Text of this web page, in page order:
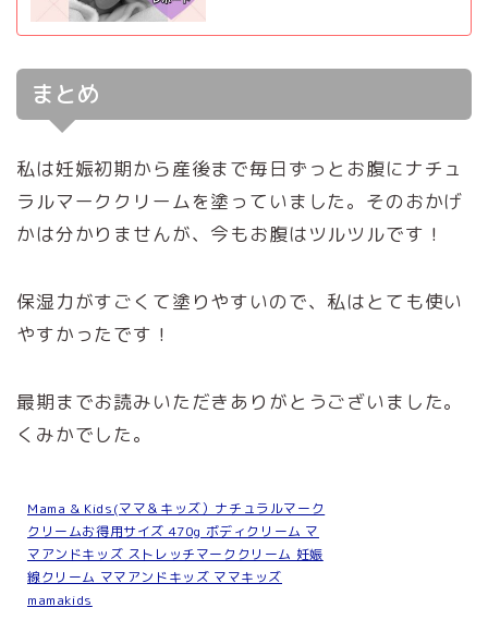
まとめ
私は妊娠初期から産後まで毎日ずっとお腹にナチュ
ラルマーククリームを塗っていました。そのおかげ
かは分かりませんが、今もお腹はツルツルです！
保湿力がすごくて塗りやすいので、私はとても使い
やすかったです！
最期までお読みいただきありがとうございました。
くみかでした。
Mama & Kids(ママ＆キッズ）ナチュラルマーク
クリームお得用サイズ 470g ボディクリーム マ
マアンドキッズ ストレッチマーククリーム 妊娠
線クリーム ママアンドキッズ ママキッズ
mamakids